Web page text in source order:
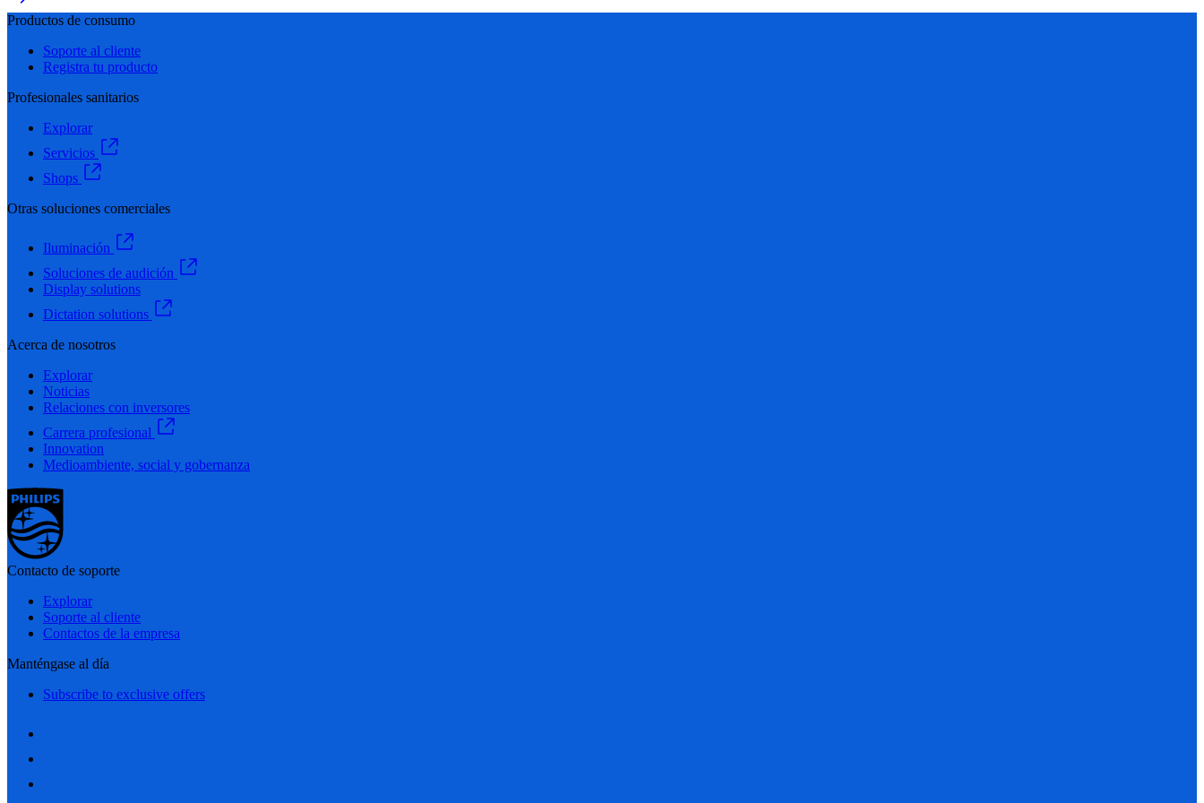
Productos de consumo
Soporte al cliente
Registra tu producto
Profesionales sanitarios
Explorar
Servicios
Shops
Otras soluciones comerciales
Iluminación
Soluciones de audición
Display solutions
Dictation solutions
Acerca de nosotros
Explorar
Noticias
Relaciones con inversores
Carrera profesional
Innovation
Medioambiente, social y gobernanza
Contacto de soporte
Explorar
Soporte al cliente
Contactos de la empresa
Manténgase al día
Subscribe to exclusive offers